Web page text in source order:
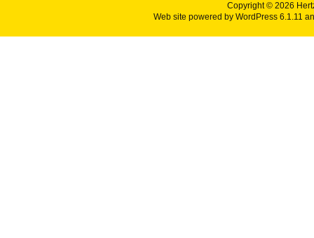
Copyright © 2026
Web site powered by WordPress 6.1.11